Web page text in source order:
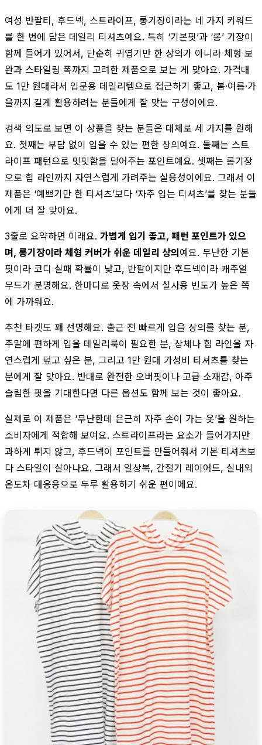
여성 반팔티, 후드넥, 스트라이프, 롱기장이라는 네 가지 키워드
를 한 번에 담은 데일리 티셔츠예요. 특히 ‘기본핏’과 ‘롱’ 기장이
함께 들어가 있어서, 단순히 귀엽기만 한 상의가 아니라 체형 보
완과 스타일링 폭까지 고려한 제품으로 보는 게 맞아요. 가격대
도 1만 원대라서 입문용 데일리템으로 접근하기 좋고, 봄·여름·가
을까지 길게 활용하려는 분들에게 잘 맞는 구성이에요.
검색 의도로 보면 이 상품을 찾는 분들은 대체로 세 가지를 원해
요. 첫째는 부담 없이 입을 수 있는 편한 상의예요. 둘째는 스트
라이프 패턴으로 밋밋함을 덜어주는 포인트예요. 셋째는 롱기장
으로 힙 라인까지 자연스럽게 가려주는 실용성이에요. 그래서 이
제품은 ‘예쁘기만 한 티셔츠’보다 ‘자주 입는 티셔츠’를 찾는 분들
에게 더 잘 맞아요.
3줄로 요약하면 이래요. 가볍게 입기 좋고, 패턴 포인트가 있으
며, 롱기장이라 체형 커버가 쉬운 데일리 상의예요. 무난한 기본
핏이라 코디 실패 확률이 낮고, 반팔이지만 후드넥이라 캐주얼
무드가 분명해요. 한마디로 옷장 속에서 실사용 빈도가 높은 쪽
에 가까워요.
추천 타겟도 꽤 선명해요. 출근 전 빠르게 입을 상의를 찾는 분,
주말에 편하게 입을 데일리룩이 필요한 분, 상체나 힙 라인을 자
연스럽게 덮고 싶은 분, 그리고 1만 원대 가성비 티셔츠를 찾는
분에게 잘 맞아요. 반대로 완전한 오버핏이나 고급 소재감, 아주
슬림한 핏을 기대한다면 다른 옵션도 함께 보는 것이 좋아요.
실제로 이 제품은 ‘무난한데 은근히 자주 손이 가는 옷’을 원하는
소비자에게 적합해 보여요. 스트라이프라는 요소가 들어가지만
과하게 튀지 않고, 후드넥이 포인트를 만들어줘서 기본 티셔츠보
다 스타일이 살아나요. 그래서 일상복, 간절기 레이어드, 실내외
온도차 대응용으로 두루 활용하기 쉬운 편이에요.